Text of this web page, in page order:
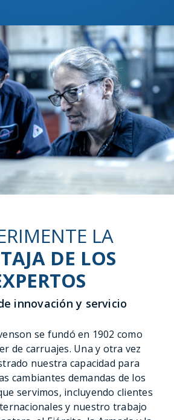
N.,San Antonio
en 2 horas.
J. Dallas
LA
DE LOS
innovación y servicio